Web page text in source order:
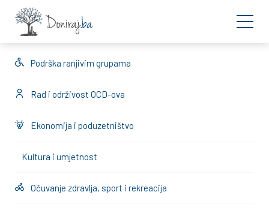
Podrška ranjivim grupama
Rad i održivost OCD-ova
Ekonomija i poduzetništvo
Kultura i umjetnost
Očuvanje zdravlja, sport i rekreacija